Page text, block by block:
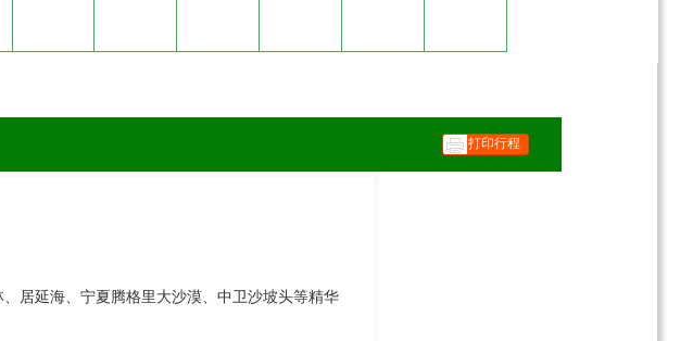
打印行程
居延海、宁夏腾格里大沙漠、中卫沙坡头等精华